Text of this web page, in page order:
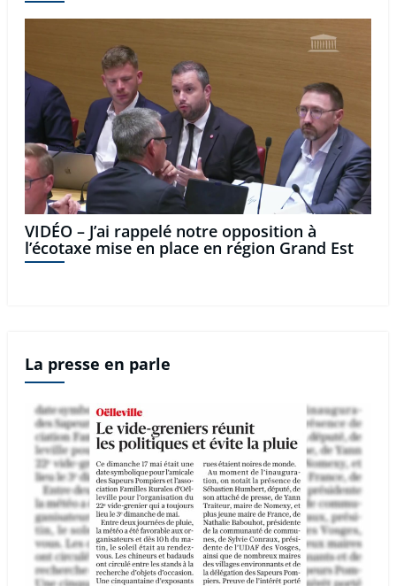
VIDÉO – J’ai rappelé notre opposition à
l’écotaxe mise en place en région Grand Est
La presse en parle